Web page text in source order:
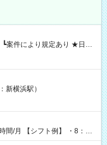
に現金GET♪ お仕事後はコ
試用期間】試
新横浜駅）
・8：00